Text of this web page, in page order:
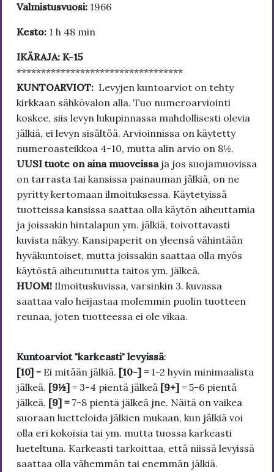
Valmistusvuosi: 1966
Kesto: 1 h 48 min
IKÄRAJA: K-15
**********************************
KUNTOARVIOT: Levyjen kuntoarviot on tehty
kirkkaan sähkövalon alla. Tuo numeroarviointi
koskee, siis levyn lukupinnassa mahdollisesti olevia
jälkiä, ei levyn sisältöä. Arvioinnissa on käytetty
numeroasteikkoa 4-10, mutta alin arvio on 8½.
UUSI tuote on aina muoveissa ja jos suojamuovissa
on tarrasta tai kansissa painauman jälkiä, on ne
pyritty kertomaan ilmoituksessa. Käytetyissä
tuotteissa kansissa saattaa olla käytön aiheuttamia
ja joissakin hintalapun ym. jälkiä, toivottavasti
kuvista näkyy. Kansipaperit on yleensä vähintään
hyväkuntoiset, mutta joissakin saattaa olla myös
käytöstä aiheutunutta taitos ym. jälkeä.
HUOM! Ilmoituskuvissa, varsinkin 3. kuvassa
saattaa valo heijastaa molemmin puolin tuotteen
reunaa, joten tuotteessa ei ole vikaa.
Kuntoarviot "karkeasti" levyissä:
[10] = Ei mitään jälkiä. [10-] = 1-2 hyvin minimaalista
jälkeä. [9½] = 3-4 pientä jälkeä [9+] = 5-6 pientä
jälkeä. [9] = 7-8 pientä jälkeä jne. Näitä on vaikea
suoraan luetteloida jälkien mukaan, kun jälkiä voi
olla eri kokoisia tai ym. mutta tuossa karkeasti
lueteltuna. Karkeasti tarkoittaa, että niissä levyissä
saattaa olla vähemmän tai enemmän jälkiä.